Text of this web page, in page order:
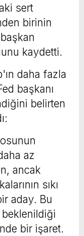
sert
birinin
kaydetti.
daha fazla
başkanı
belirten
az
ancak
sıkı
aday. Bu
bir işaret.